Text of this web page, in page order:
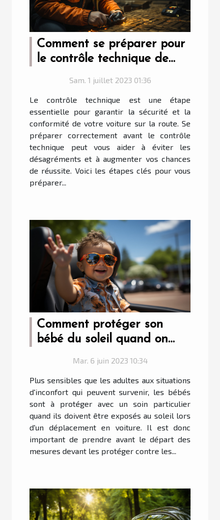
Comment se préparer pour
le contrôle technique de
Sam. 1 juillet 2023 01:36
Le contrôle technique est une étape
essentielle pour garantir la sécurité et la
conformité de votre voiture sur la route. Se
préparer correctement avant le contrôle
technique peut vous aider à éviter les
désagréments et à augmenter vos chances
de réussite. Voici les étapes clés pour vous
préparer...
Comment protéger son
bébé du soleil quand on
Mar. 6 juin 2023 10:34
Plus sensibles que les adultes aux situations
d'inconfort qui peuvent survenir, les bébés
sont à protéger avec un soin particulier
quand ils doivent être exposés au soleil lors
d'un déplacement en voiture. Il est donc
important de prendre avant le départ des
mesures devant les protéger contre les...